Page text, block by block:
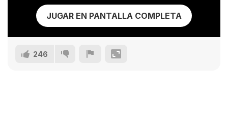
JUGAR EN PANTALLA COMPLETA
246